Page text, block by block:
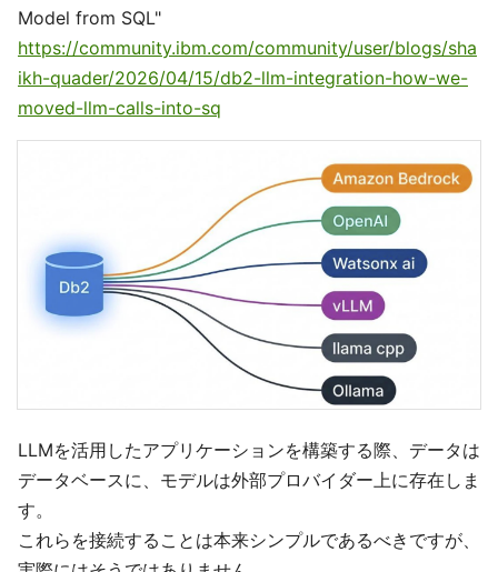
Model from SQL"
https://community.ibm.com/community/user/blogs/sha
ikh-quader/2026/04/15/db2-llm-integration-how-we-
moved-llm-calls-into-sq
LLMを活用したアプリケーションを構築する際、データは
データベースに、モデルは外部プロバイダー上に存在しま
す。
これらを接続することは本来シンプルであるべきですが、